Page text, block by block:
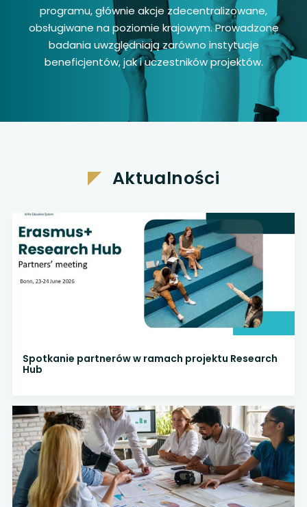
uwaga, link otwiera się w nowej karcie
uwaga, link otwiera się w nowej karcie
uwaga, link otwiera się w nowej karcie
uwaga, link otwiera się w nowej karcie
programu, głównie akcje zdecentralizowane,
obsługiwane na poziomie krajowym. Prowadzone
badania uwzględniają zarówno instytucje
beneficjentów, jak i uczestników projektów.
Aktualności
Spotkanie partnerów w ramach projektu Research
Hub